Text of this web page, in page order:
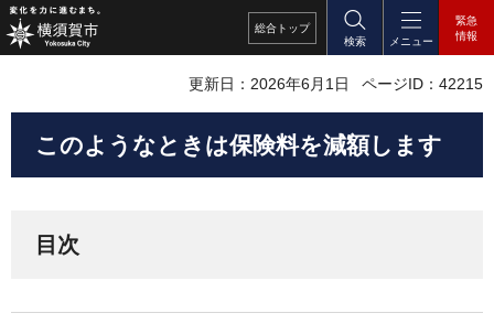
総合 トップ
検索
メニュー
緊急
情報
更新日：2026年6月1日 ページID：42215
このようなときは保険料を減額します
目次